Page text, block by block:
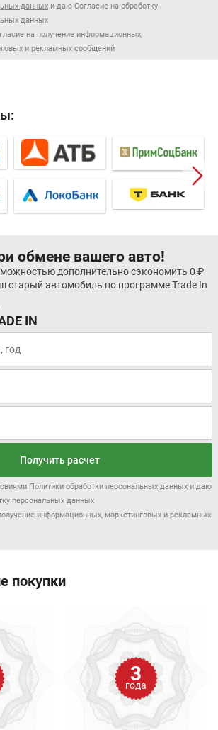
данных и даю Согласие на обработку
данных
на получение информационных,
и рекламных сообщений
обмене вашего авто!
дополнительно сэкономить 0 ₽
старый автомобиль по программе Trade In
IN
Получить расчет
Политики обработки персональных данных и даю
персональных данных
информационных, маркетинговых и рекламных
покупки
3
года